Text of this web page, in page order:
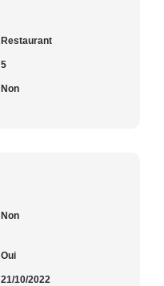
Restaurant
5
Non
Non
Oui
21/10/2022